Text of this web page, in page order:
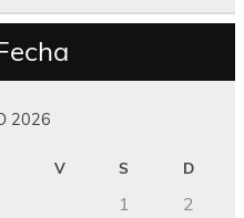
2026
V S D
1
2